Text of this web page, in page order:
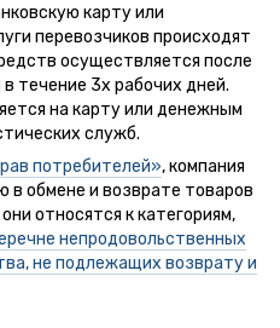
карту или
перевозчиков происходят
осуществляется после
течение 3х рабочих дней.
на карту или денежным
служб.
потребителей», компания
обмене и возврате товаров
относятся к категориям,
непродовольственных
не подлежащих возврату и